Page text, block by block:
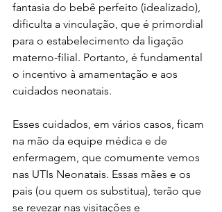
fantasia do bebê perfeito (idealizado),
dificulta a vinculação, que é primordial
para o estabelecimento da ligação
materno-filial. Portanto, é fundamental
o incentivo à amamentação e aos
cuidados neonatais.
Esses cuidados, em vários casos, ficam
na mão da equipe médica e de
enfermagem, que comumente vemos
nas UTIs Neonatais. Essas mães e os
pais (ou quem os substitua), terão que
se revezar nas visitações e